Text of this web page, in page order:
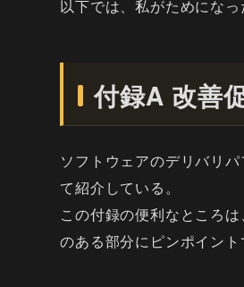
以下では、私がためにな
付録A 改善
ソフトウェアのデリバリ
て紹介している。
この付録の便利なところ
のある部分にピンポイン